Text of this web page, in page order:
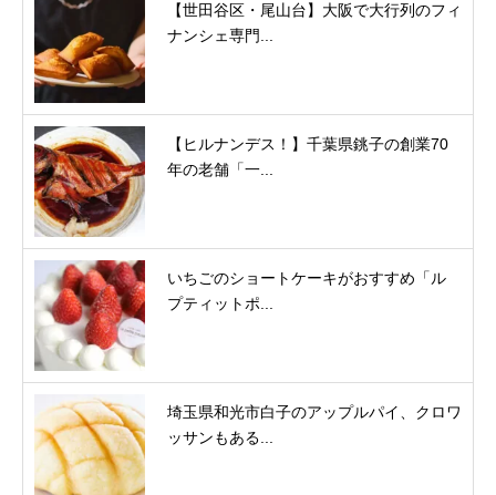
【世田谷区・尾山台】大阪で大行列のフィ
ナンシェ専門...
【ヒルナンデス！】千葉県銚子の創業70
年の老舗「一...
いちごのショートケーキがおすすめ「ル
プティットポ...
埼玉県和光市白子のアップルパイ、クロワ
ッサンもある...